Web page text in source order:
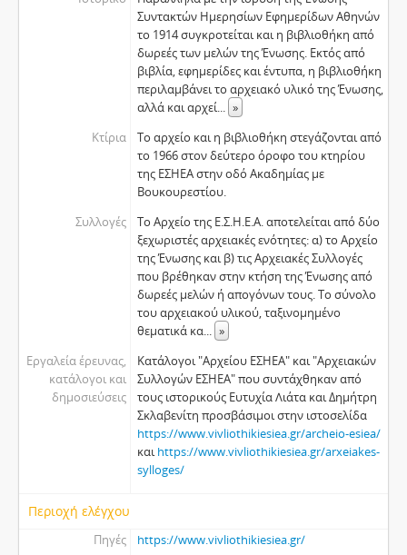
Συντακτών Ημερησίων Εφημερίδων Αθηνών
το 1914 συγκροτείται και η βιβλιοθήκη από
δωρεές των μελών της Ένωσης. Εκτός από
βιβλία, εφημερίδες και έντυπα, η βιβλιοθήκη
περιλαμβάνει το αρχειακό υλικό της Ένωσης,
αλλά και αρχεί... »
Κτίρια
Το αρχείο και η βιβλιοθήκη στεγάζονται από
το 1966 στον δεύτερο όροφο του κτηρίου
της ΕΣΗΕΑ στην οδό Ακαδημίας με
Βουκουρεστίου.
Συλλογές
Το Αρχείο της Ε.Σ.Η.Ε.Α. αποτελείται από δύο
ξεχωριστές αρχειακές ενότητες: α) το Αρχείο
της Ένωσης και β) τις Αρχειακές Συλλογές
που βρέθηκαν στην κτήση της Ένωσης από
δωρεές μελών ή απογόνων τους. Το σύνολο
του αρχειακού υλικού, ταξινομημένο
θεματικά κα... »
Εργαλεία έρευνας,
κατάλογοι και
δημοσιεύσεις
Κατάλογοι "Αρχείου ΕΣΗΕΑ" και "Αρχειακών
Συλλογών ΕΣΗΕΑ" που συντάχθηκαν από
τους ιστορικούς Ευτυχία Λιάτα και Δημήτρη
Σκλαβενίτη προσβάσιμοι στην ιστοσελίδα
https://www.vivliothikiesiea.gr/archeio-esiea/
καιhttps://www.vivliothikiesiea.gr/arxeiakes-
sylloges/
Περιοχή ελέγχου
Πηγές https://www.vivliothikiesiea.gr/